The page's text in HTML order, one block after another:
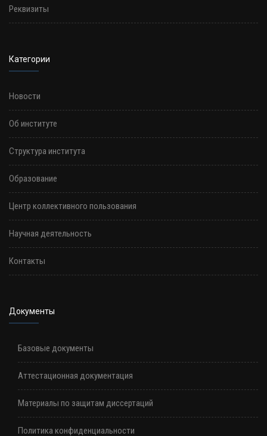
Реквизиты
Категории
Новости
Об институте
Структура института
Образование
Центр коллективного пользования
Научная деятельность
Контакты
Документы
Базовые документы
Аттестационная документация
Материалы по защитам диссертаций
Политика конфиденциальности